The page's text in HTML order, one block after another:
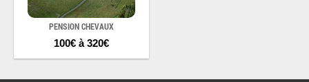
PENSION CHEVAUX
100€ à 320€